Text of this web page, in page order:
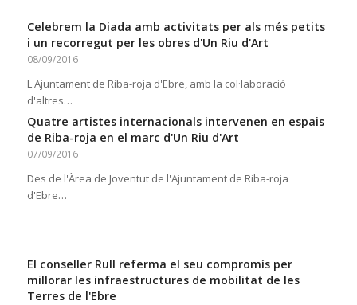
Celebrem la Diada amb activitats per als més petits
i un recorregut per les obres d'Un Riu d'Art
08/09/2016
L'Ajuntament de Riba-roja d'Ebre, amb la col·laboració
d'altres…
Quatre artistes internacionals intervenen en espais
de Riba-roja en el marc d'Un Riu d'Art
07/09/2016
Des de l'Àrea de Joventut de l'Ajuntament de Riba-roja
d'Ebre…
El conseller Rull referma el seu compromís per
millorar les infraestructures de mobilitat de les
Terres de l'Ebre